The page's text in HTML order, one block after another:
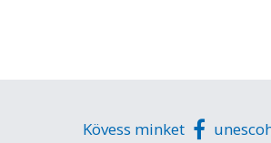
Kövess minket